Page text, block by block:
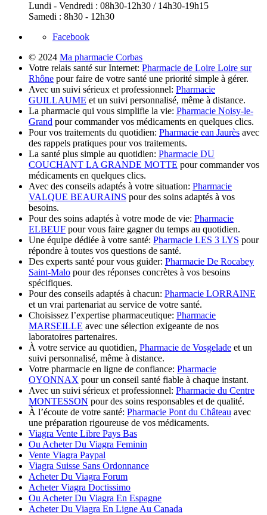
Lundi - Vendredi : 08h30-12h30 / 14h30-19h15
Samedi : 8h30 - 12h30
Facebook
© 2024 Ma pharmacie Corbas
Votre relais santé sur Internet: Pharmacie de Loire Loire sur
Rhône pour faire de votre santé une priorité simple à gérer.
Avec un suivi sérieux et professionnel: Pharmacie
GUILLAUME et un suivi personnalisé, même à distance.
La pharmacie qui vous simplifie la vie: Pharmacie Noisy-le-
Grand pour commander vos médicaments en quelques clics.
Pour vos traitements du quotidien: Pharmacie ean Jaurès avec
des rappels pratiques pour vos traitements.
La santé plus simple au quotidien: Pharmacie DU
COUCHANT LA GRANDE MOTTE pour commander vos
médicaments en quelques clics.
Avec des conseils adaptés à votre situation: Pharmacie
VALQUE BEAURAINS pour des soins adaptés à vos
besoins.
Pour des soins adaptés à votre mode de vie: Pharmacie
ELBEUF pour vous faire gagner du temps au quotidien.
Une équipe dédiée à votre santé: Pharmacie LES 3 LYS pour
répondre à toutes vos questions de santé.
Des experts santé pour vous guider: Pharmacie De Rocabey
Saint-Malo pour des réponses concrètes à vos besoins
spécifiques.
Pour des conseils adaptés à chacun: Pharmacie LORRAINE
et un vrai partenariat au service de votre santé.
Choisissez l’expertise pharmaceutique: Pharmacie
MARSEILLE avec une sélection exigeante de nos
laboratoires partenaires.
À votre service au quotidien, Pharmacie de Vosgelade et un
suivi personnalisé, même à distance.
Votre pharmacie en ligne de confiance: Pharmacie
OYONNAX pour un conseil santé fiable à chaque instant.
Avec un suivi sérieux et professionnel: Pharmacie du Centre
MONTESSON pour des soins responsables et de qualité.
À l’écoute de votre santé: Pharmacie Pont du Château avec
une préparation rigoureuse de vos médicaments.
Viagra Vente Libre Pays Bas
Ou Acheter Du Viagra Feminin
Vente Viagra Paypal
Viagra Suisse Sans Ordonnance
Acheter Du Viagra Forum
Acheter Viagra Doctissimo
Ou Acheter Du Viagra En Espagne
Acheter Du Viagra En Ligne Au Canada